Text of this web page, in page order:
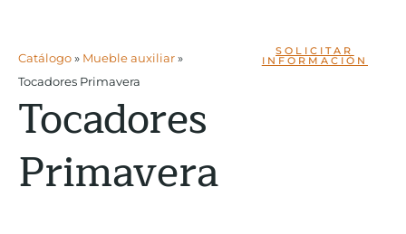
Catálogo» Mueble auxiliar»
Tocadores Primavera
SOLICITAR
INFORMACIÓN
Tocadores
Primavera